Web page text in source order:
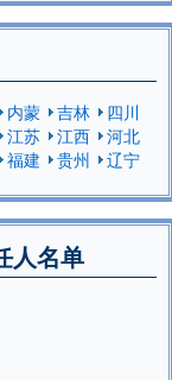
内蒙 吉林
四川
江苏 江西
河北
福建 贵州
辽宁
人名单